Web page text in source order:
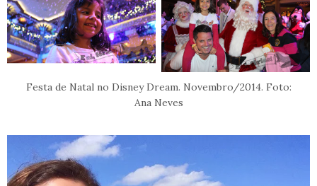
Festa de Natal no Disney Dream. Novembro/2014. Foto:
Ana Neves